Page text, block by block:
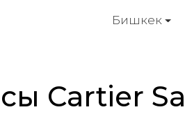
Бишкек
Cartier